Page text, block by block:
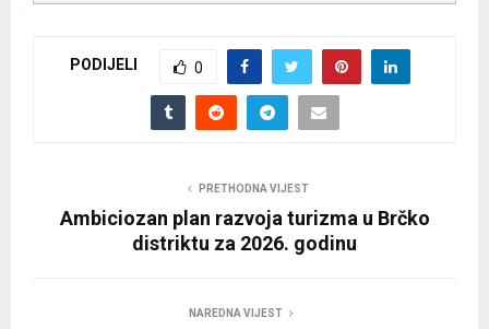
PODIJELI 0
PRETHODNA VIJEST
Ambiciozan plan razvoja turizma u Brčko
distriktu za 2026. godinu
NAREDNA VIJEST